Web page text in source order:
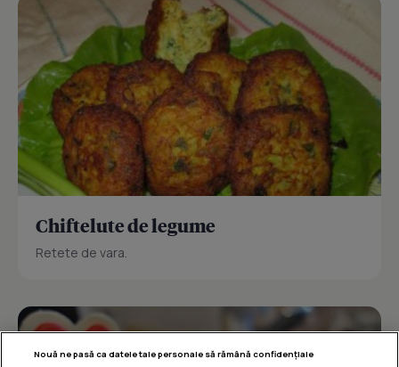
Chiftelute de legume
Retete de vara.
Nouă ne pasă ca datele tale personale să rămână confidențiale